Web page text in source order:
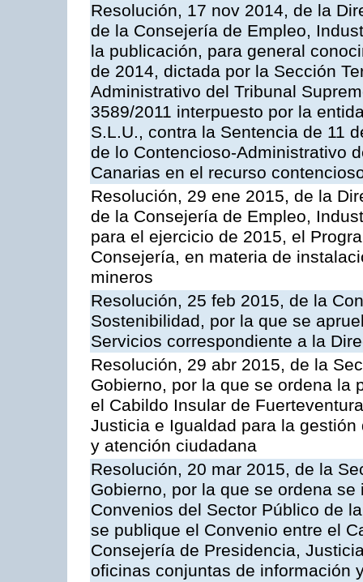
Resolución, 17 nov 2014, de la
de la Consejería de Empleo,
la publicación, para general
de 2014, dictada por la Sección
Administrativo del Tribunal
3589/2011 interpuesto por la
S.L.U., contra la Sentencia de 11
de lo Contencioso-Administrativo
Canarias en el recurso
Resolución, 29 ene 2015, de la
de la Consejería de Empleo,
para el ejercicio de 2015, el
Consejería, en materia de
mineros
Resolución, 25 feb 2015, de la
Sostenibilidad, por la que se
Servicios correspondiente a la
Resolución, 29 abr 2015, de la
Gobierno, por la que se ordena la
el Cabildo Insular de
Justicia e Igualdad para la
y atención ciudadana
Resolución, 20 mar 2015, de la
Gobierno, por la que se ordena
Convenios del Sector Público de
se publique el Convenio entre el
Consejería de Presidencia,
oficinas conjuntas de información